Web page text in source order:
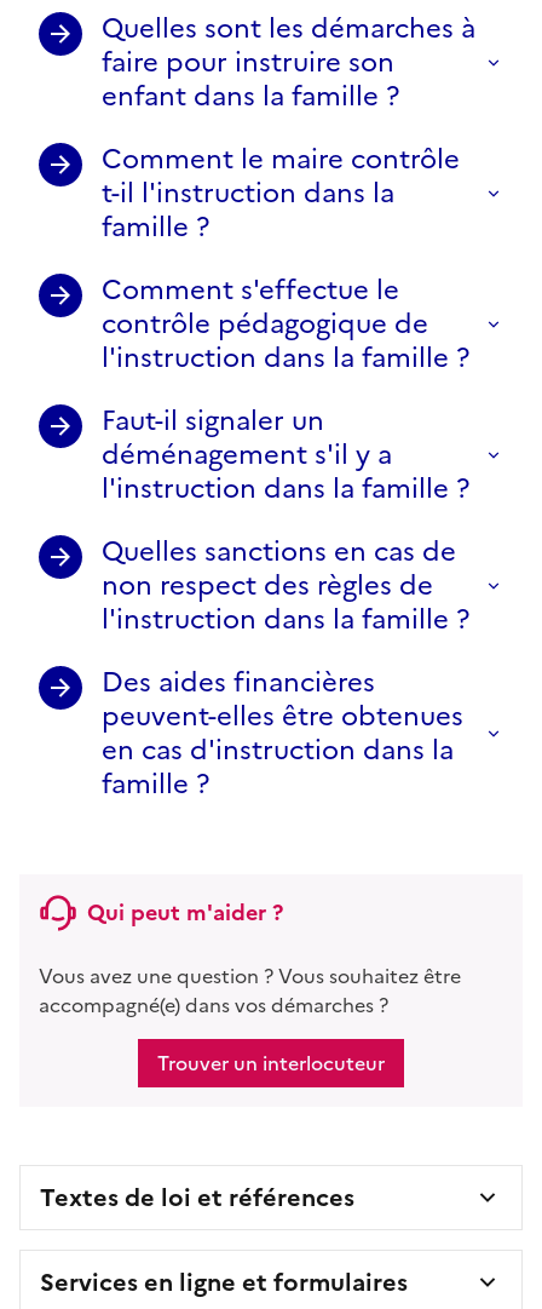
Quelles sont les démarches à
faire pour instruire son
enfant dans la famille ?
Comment le maire contrôle
t-il l'instruction dans la
famille ?
Comment s'effectue le
contrôle pédagogique de
l'instruction dans la famille ?
Faut-il signaler un
déménagement s'il y a
l'instruction dans la famille ?
Quelles sanctions en cas de
non respect des règles de
l'instruction dans la famille ?
Des aides financières
peuvent-elles être obtenues
en cas d'instruction dans la
famille ?
Qui peut m'aider ?
Vous avez une question ? Vous souhaitez être
accompagné(e) dans vos démarches ?
Trouver un interlocuteur
Textes de loi et références
Services en ligne et formulaires